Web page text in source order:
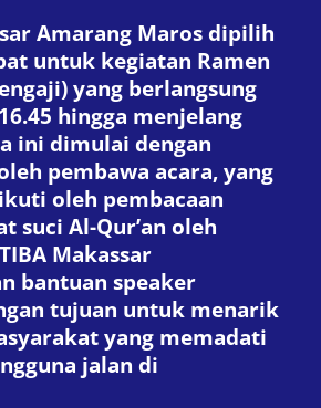
Amarang Maros dipilih
untuk kegiatan Ramen
yang berlangsung
hingga menjelang
ini dimulai dengan
pembawa acara, yang
oleh pembacaan
suci Al-Qur’an oleh
Makassar
bantuan speaker
tujuan untuk menarik
yang memadati
jalan di